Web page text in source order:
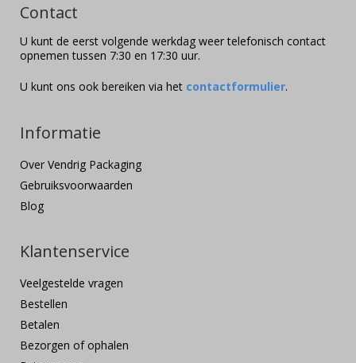
Contact
U kunt de eerst volgende werkdag weer telefonisch contact
opnemen tussen 7:30 en 17:30 uur.
U kunt ons ook bereiken via het contactformulier.
Informatie
Over Vendrig Packaging
Gebruiksvoorwaarden
Blog
Klantenservice
Veelgestelde vragen
Bestellen
Betalen
Bezorgen of ophalen